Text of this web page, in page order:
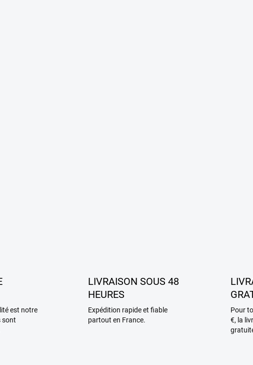
est notre
sont
LIVRAISON SOUS 48
HEURES
Expédition rapide et fiable
partout en France.
Pour
€, la